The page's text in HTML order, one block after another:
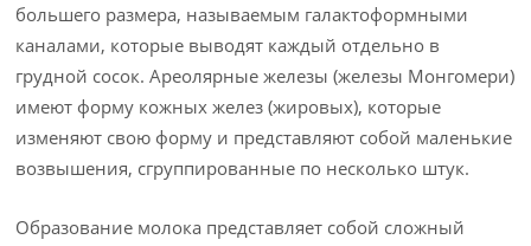
большего размера, называемым галактоформными
каналами, которые выводят каждый отдельно в
грудной сосок. Ареолярные железы (железы Монгомери)
имеют форму кожных желез (жировых), которые
изменяют свою форму и представляют собой маленькие
возвышения, сгруппированные по несколько штук.
Образование молока представляет собой сложный